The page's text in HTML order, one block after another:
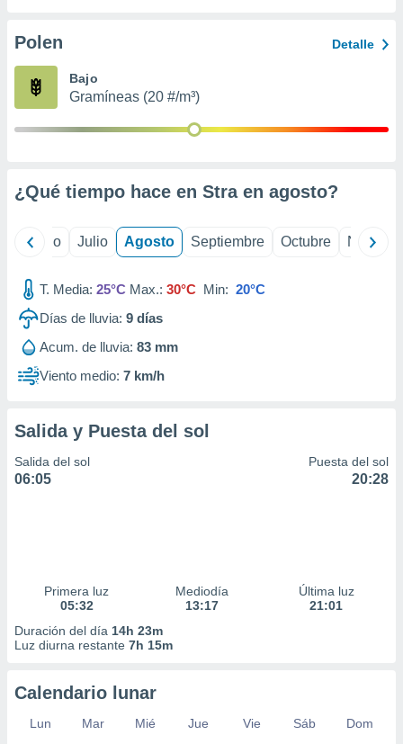
e
mediante
publicidad
publicidad
1199
Polen Detalle
Bajo
Gramíneas (20 #/m³)
¿Qué tiempo hace en Stra en agosto?
Junio Julio Agosto Septiembre Octubre
T. Media: 25°C Max.: 30°C Min: 20°C
Días de lluvia: 9 días
Acum. de lluvia: 83 mm
Viento medio: 7 km/h
Salida y Puesta del sol
Salida del sol
06:05
Puesta del sol
20:28
Primera luz
05:32
Mediodía
13:17
Última luz
21:01
Duración del día 14h 23m
Luz diurna restante 7h 15m
Calendario lunar
Lun Mar Mié Jue Vie Sáb
Dom